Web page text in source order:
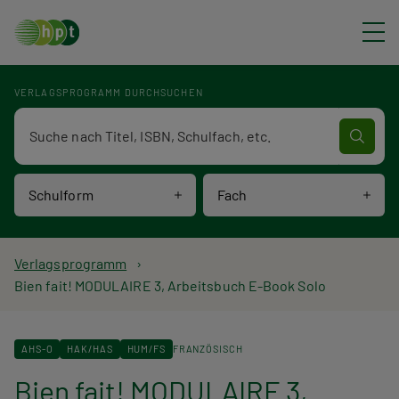
VERLAGSPROGRAMM DURCHSUCHEN
Schulform Fach
Verlagsprogramm Volltextsuche
P
a
d
Verlagsprogramm
Bien fait! MODULAIRE 3, Arbeitsbuch E-Book Solo
AHS-O HAK/HAS HUM/FS FRANZÖSISCH
Bien fait! MODULAIRE 3,